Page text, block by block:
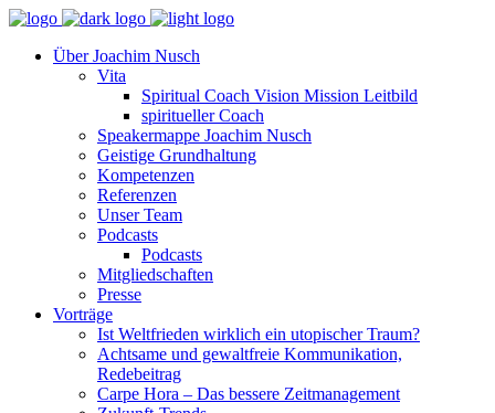
Über Joachim Nusch
Vita
Spiritual Coach Vision Mission Leitbild
spiritueller Coach
Speakermappe Joachim Nusch
Geistige Grundhaltung
Kompetenzen
Referenzen
Unser Team
Podcasts
Podcasts
Mitgliedschaften
Presse
Vorträge
Ist Weltfrieden wirklich ein utopischer Traum?
Achtsame und gewaltfreie Kommunikation,
Redebeitrag
Carpe Hora – Das bessere Zeitmanagement